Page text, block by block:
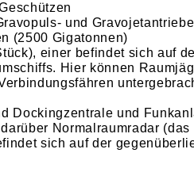
und
(2500 Gigatonnen)
einer befindet sich auf
Hier können
Dockingzentrale und
Normalraumradar (das
sich auf der